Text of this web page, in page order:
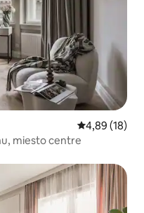
Vidutinis
4,89 (18)
miesto centre